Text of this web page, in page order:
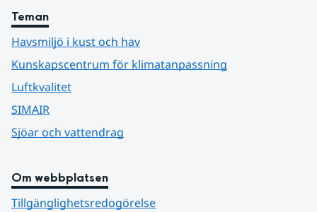
Teman
Havsmiljö i kust och hav
Kunskapscentrum för klimatanpassning
Luftkvalitet
SIMAIR
Sjöar och vattendrag
Om webbplatsen
Tillgänglighetsredogörelse